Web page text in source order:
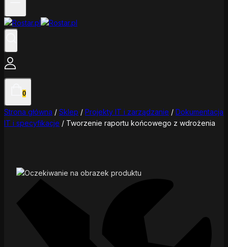
0
Strona główna / Sklep / Projekty IT i zarządzanie / Dokumentacja
IT i specyfikacje / Tworzenie raportu końcowego z wdrożenia